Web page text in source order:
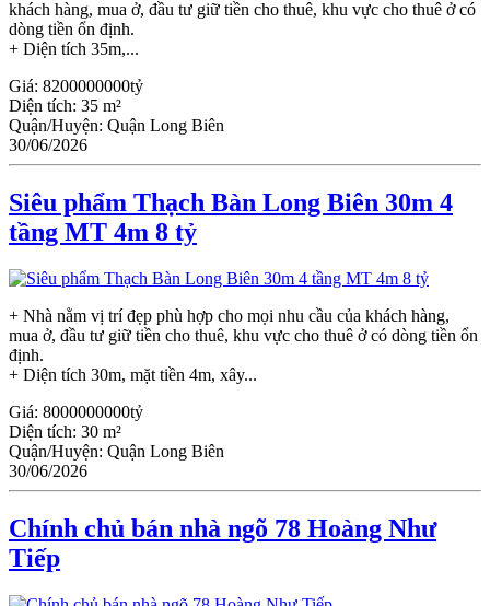
khách hàng, mua ở, đầu tư giữ tiền cho thuê, khu vực cho thuê ở có
dòng tiền ổn định.
+ Diện tích 35m,...
Giá: 8200000000tỷ
Diện tích: 35 m²
Quận/Huyện: Quận Long Biên
30/06/2026
Siêu phẩm Thạch Bàn Long Biên 30m 4
tầng MT 4m 8 tỷ
+ Nhà nằm vị trí đẹp phù hợp cho mọi nhu cầu của khách hàng,
mua ở, đầu tư giữ tiền cho thuê, khu vực cho thuê ở có dòng tiền ổn
định.
+ Diện tích 30m, mặt tiền 4m, xây...
Giá: 8000000000tỷ
Diện tích: 30 m²
Quận/Huyện: Quận Long Biên
30/06/2026
Chính chủ bán nhà ngõ 78 Hoàng Như
Tiếp